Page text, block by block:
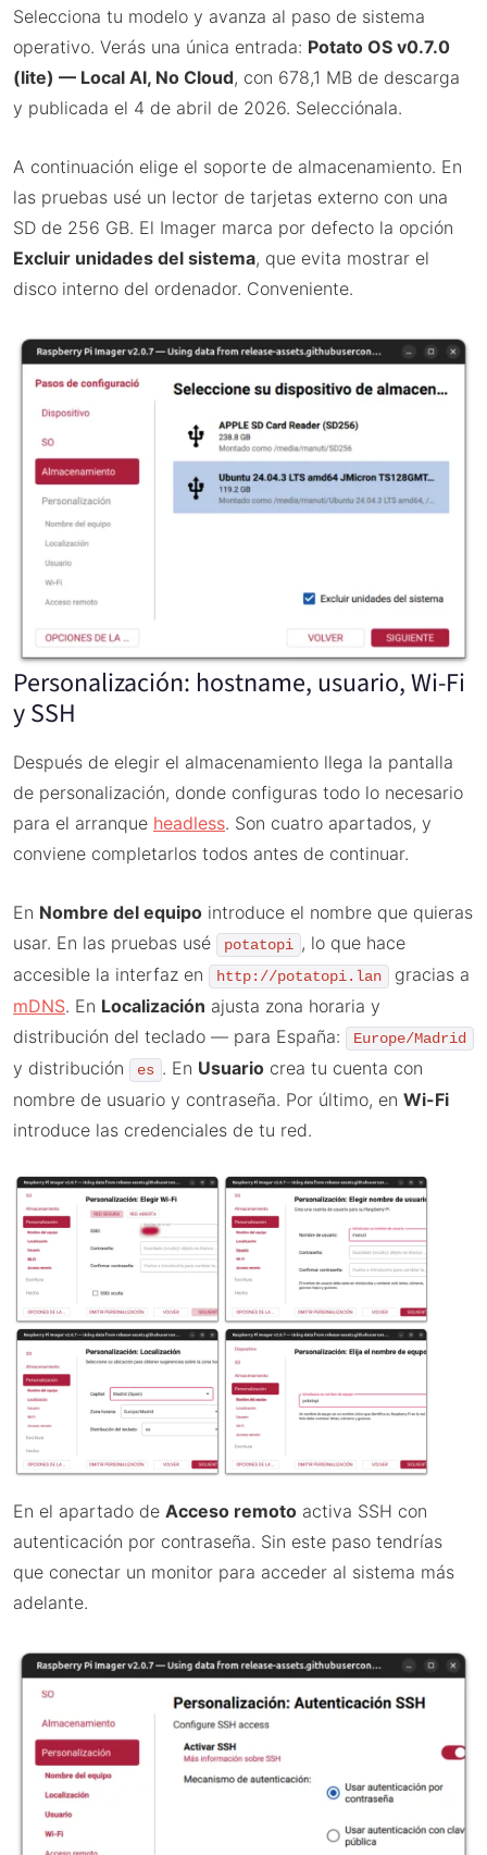
Selecciona tu modelo y avanza al paso de sistema
operativo. Verás una única entrada: Potato OS v0.7.0
(lite) — Local AI, No Cloud, con 678,1 MB de descarga
y publicada el 4 de abril de 2026. Selecciónala.
A continuación elige el soporte de almacenamiento. En
las pruebas usé un lector de tarjetas externo con una
SD de 256 GB. El Imager marca por defecto la opción
Excluir unidades del sistema, que evita mostrar el
disco interno del ordenador. Conveniente.
Personalización: hostname, usuario, Wi-Fi
y SSH
Después de elegir el almacenamiento llega la pantalla
de personalización, donde configuras todo lo necesario
para el arranque headless. Son cuatro apartados, y
conviene completarlos todos antes de continuar.
En Nombre del equipo introduce el nombre que quieras
usar. En las pruebas usé
potatopi , lo que hace
accesible la interfaz en
http://potatopi.lan gracias a
mDNS. En Localización ajusta zona horaria y
distribución del teclado — para España:
Europe/Madrid
y distribución es . En Usuariocrea tu cuenta con
nombre de usuario y contraseña. Por último, en Wi-Fi
introduce las credenciales de tu red.
En el apartado de Acceso remoto activa SSH con
autenticación por contraseña. Sin este paso tendrías
que conectar un monitor para acceder al sistema más
adelante.